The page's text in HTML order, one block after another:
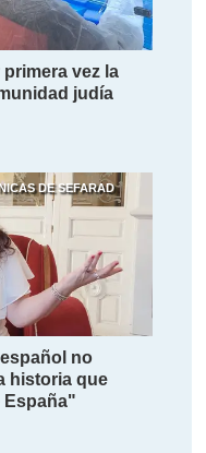
vez la
judía
DE SEFARAD
no
historia que
España"